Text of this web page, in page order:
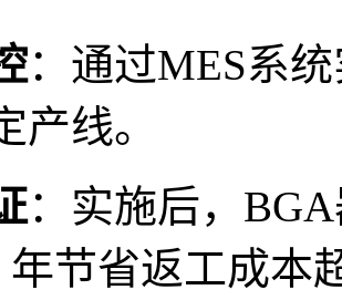
：通过MES系
产线。
：实施后，
年节省返工成本